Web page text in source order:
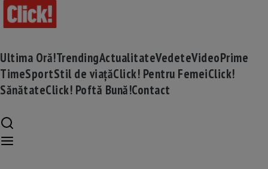
Ultima Oră!TrendingActualitateVedeteVideoPrime
TimeSportStil de viațăClick! Pentru FemeiClick!
SănătateClick! Poftă Bună!Contact